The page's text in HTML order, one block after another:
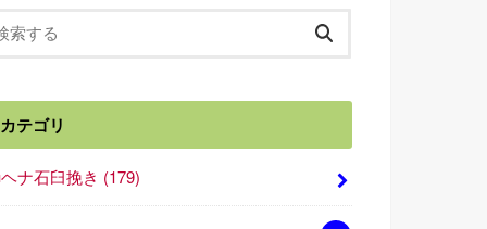
カテゴリ
ナ石臼挽き (179)